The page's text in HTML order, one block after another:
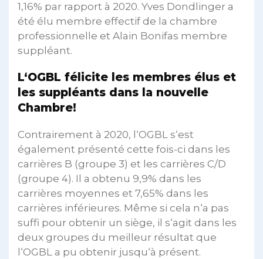
1,16% par rapport à 2020. Yves Dondlinger a
été élu membre effectif de la chambre
professionnelle et Alain Bonifas membre
suppléant.
L‘OGBL félicite les membres élus et
les suppléants dans la nouvelle
Chambre!
Contrairement à 2020, l‘OGBL s‘est
également présenté cette fois-ci dans les
carrières B (groupe 3) et les carrières C/D
(groupe 4). Il a obtenu 9,9% dans les
carrières moyennes et 7,65% dans les
carrières inférieures. Même si cela n‘a pas
suffi pour obtenir un siège, il s‘agit dans les
deux groupes du meilleur résultat que
l‘OGBL a pu obtenir jusqu‘à présent.